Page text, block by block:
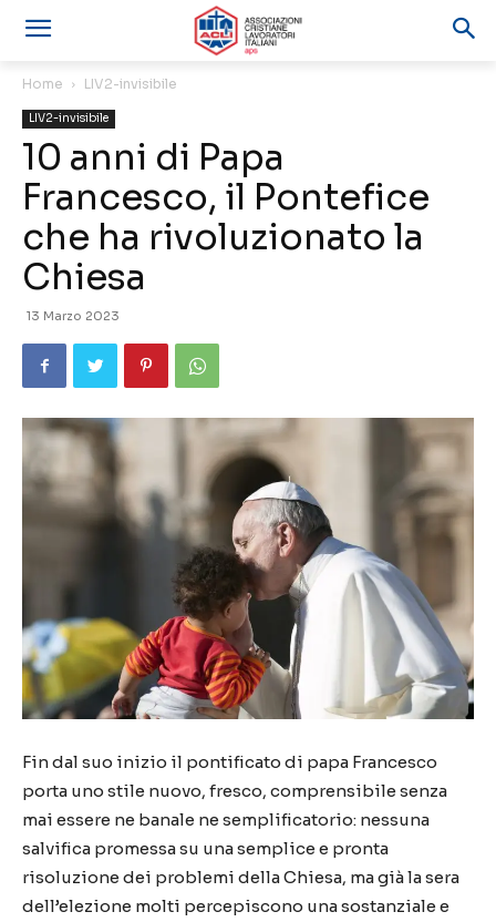
Home LIV2-invisibile
LIV2-invisibile
10 anni di Papa
Francesco, il Pontefice
che ha rivoluzionato la
Chiesa
13 Marzo 2023
Fin dal suo inizio il pontificato di papa Francesco
porta uno stile nuovo, fresco, comprensibile senza
mai essere ne banale ne semplificatorio: nessuna
salvifica promessa su una semplice e pronta
risoluzione dei problemi della Chiesa, ma già la sera
dell’elezione molti percepiscono una sostanziale e